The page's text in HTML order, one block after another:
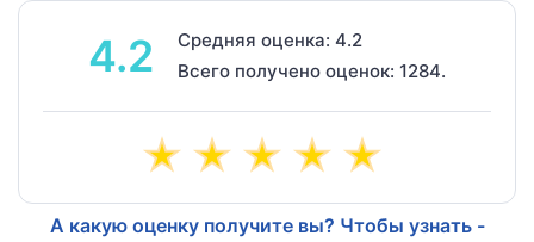
4.2
Средняя оценка: 4.2
Всего получено оценок: 1284.
А какую оценку получите вы? Чтобы узнать -